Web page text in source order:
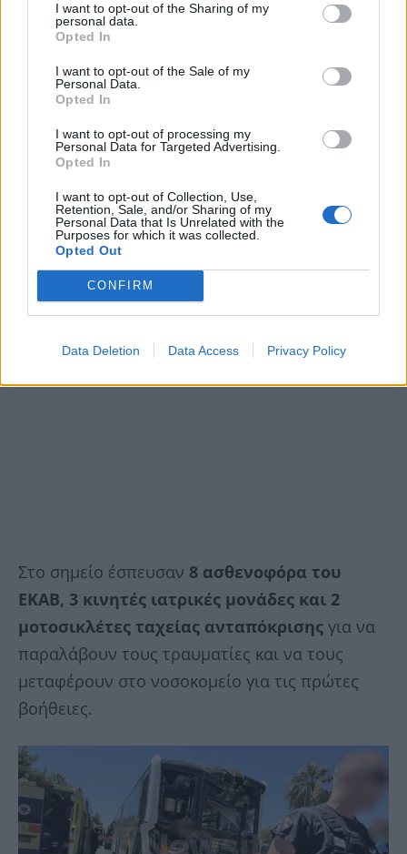
I want to opt-out of the Sharing of my
personal data.
Opted In
I want to opt-out of the Sale of my
Personal Data.
Opted In
I want to opt-out of processing my
Personal Data for Targeted Advertising.
Opted In
I want to opt-out of Collection, Use,
Retention, Sale, and/or Sharing of my
Personal Data that Is Unrelated with the
Purposes for which it was collected.
Opted Out
CONFIRM
Data Deletion Data Access Privacy Policy
Στο σημείο έσπευσαν 8 ασθενοφόρα του
ΕΚΑΒ, 3 κινητές ιατρικές μονάδες και 2
μοτοσικλέτες ταχείας ανταπόκρισης για να
παραλάβουν τους τραυματίες και να τους
μεταφέρουν στο νοσοκομείο για τις πρώτες
βοήθειες.